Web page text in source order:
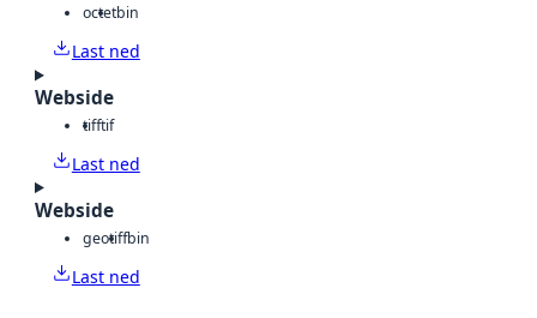
octetbin
Last ned
Webside
tifftif
Last ned
Webside
geotiffbin
Last ned